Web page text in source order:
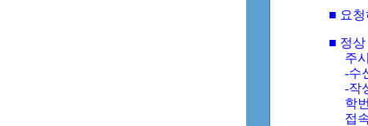
■ 요
■ 정
주
-수
-작
학
접